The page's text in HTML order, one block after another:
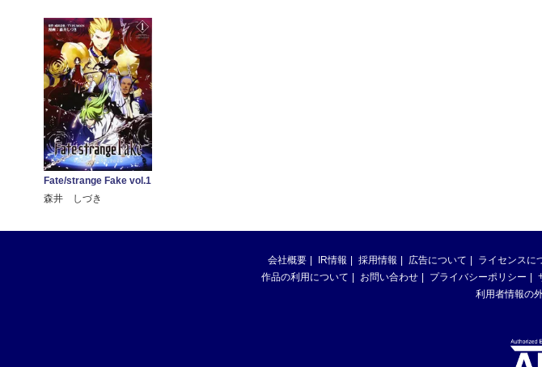
Fate/strange Fake vol.1
森井 しづき
会社概要 IR情報 採用情報 広告について ライセンスに
作品の利用について
お問い合わせ プライバシーポリシー
利用者情報の